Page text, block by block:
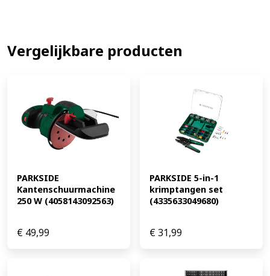
Vergelijkbare producten
PARKSIDE
Kantenschuurmachine
250 W (4058143092563)
€ 49,99
PARKSIDE 5-in-1
krimptangen set
(4335633049680)
€31,99